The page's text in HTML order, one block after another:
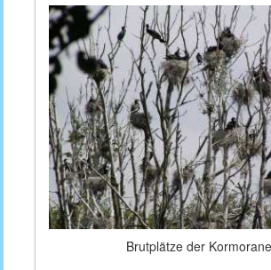
Brutplätze der Kormorane